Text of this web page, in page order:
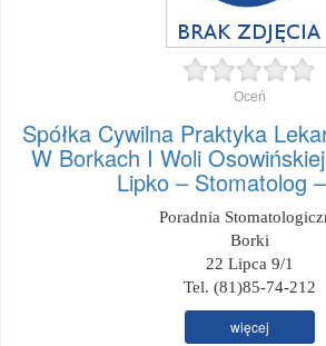
Oceń
Spółka Cywilna Praktyka
W Borkach I Woli
Lipko – Stomatolog
Poradnia
Borki
22 Lipca 9/1
Tel. (81)85-74-212
więcej